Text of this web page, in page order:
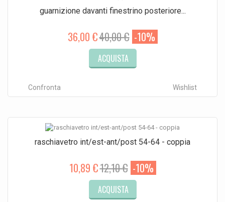
guarnizione davanti finestrino posteriore...
36,00 €40,00 € -10%
ACQUISTA
Wishlist
Confronta
raschiavetro int/est-ant/post 54-64 - coppia
10,89 €12,10 € -10%
ACQUISTA